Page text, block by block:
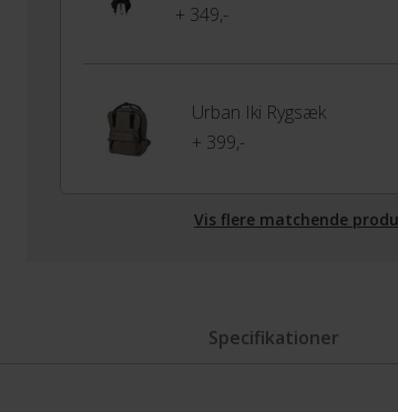
+ 349,-
Urban Iki Rygsæk
+ 399,-
Vis flere matchende
Specifikationer